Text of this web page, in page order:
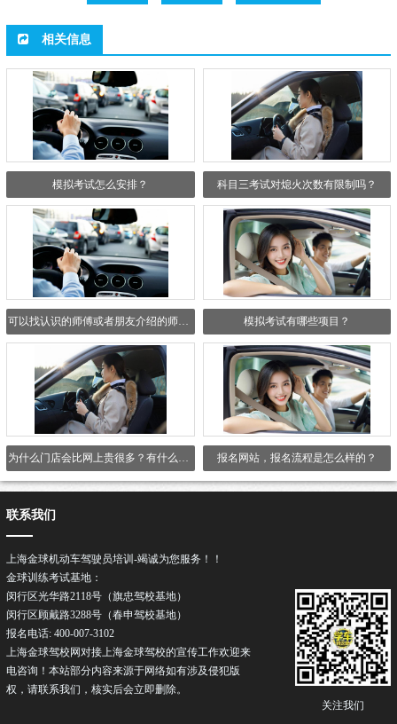
相关信息
模拟考试怎么安排？ 科目三考试对熄火次数有限制吗？
可以找认识的师傅或者朋友介绍的师傅吗？ 模拟考试有哪些项目？
为什么门店会比网上贵很多？有什么区别吗？ 报名网站，报名流程是怎么样的？
关注我们
联系我们
上海金球机动车驾驶员培训-竭诚为您服务！！
金球训练考试基地：
闵行区光华路2118号（旗忠驾校基地）
闵行区顾戴路3288号（春申驾校基地）
报名电话: 400-007-3102
上海金球驾校网对接上海金球驾校的宣传工作欢迎来
电咨询！本站部分内容来源于网络如有涉及侵犯版
权，请联系我们，核实后会立即删除。